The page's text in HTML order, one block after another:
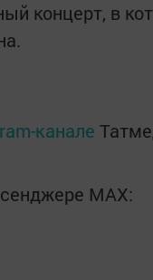
концерт, в
канале
MАХ: